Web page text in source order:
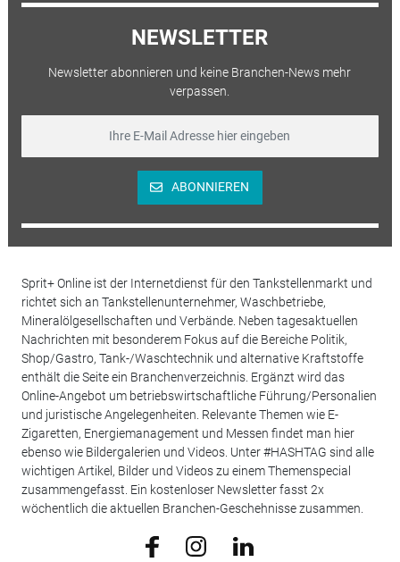
NEWSLETTER
Newsletter abonnieren und keine Branchen-News mehr
verpassen.
ABONNIEREN
Sprit+ Online ist der Internetdienst für den Tankstellenmarkt und
richtet sich an Tankstellenunternehmer, Waschbetriebe,
Mineralölgesellschaften und Verbände. Neben tagesaktuellen
Nachrichten mit besonderem Fokus auf die Bereiche Politik,
Shop/Gastro, Tank-/Waschtechnik und alternative Kraftstoffe
enthält die Seite ein Branchenverzeichnis. Ergänzt wird das
Online-Angebot um betriebswirtschaftliche Führung/Personalien
und juristische Angelegenheiten. Relevante Themen wie E-
Zigaretten, Energiemanagement und Messen findet man hier
ebenso wie Bildergalerien und Videos. Unter #HASHTAG sind alle
wichtigen Artikel, Bilder und Videos zu einem Themenspecial
zusammengefasst. Ein kostenloser Newsletter fasst 2x
wöchentlich die aktuellen Branchen-Geschehnisse zusammen.